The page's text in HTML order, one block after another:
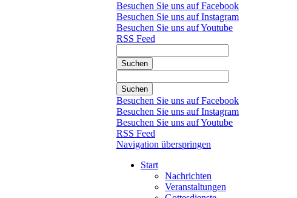
Besuchen Sie uns auf Facebook
Besuchen Sie uns auf Instagram
Besuchen Sie uns auf Youtube
RSS Feed
Suchen
Suchen
Besuchen Sie uns auf Facebook
Besuchen Sie uns auf Instagram
Besuchen Sie uns auf Youtube
RSS Feed
Navigation überspringen
Start
Nachrichten
Veranstaltungen